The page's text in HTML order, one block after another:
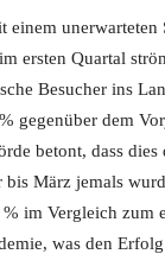
einem unerwarteten
ersten Quartal
Besucher ins
gegenüber dem
betont, dass
bis März jemals
im Vergleich zum
was den